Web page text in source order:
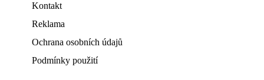
Kontakt
Reklama
Ochrana osobních údajů
Podmínky použití